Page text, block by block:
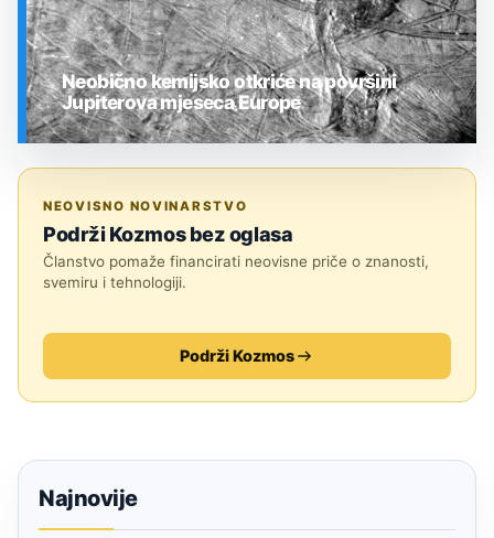
Neobično kemijsko otkriće na površini
Jupiterova mjeseca Europe
NEOVISNO NOVINARSTVO
Podrži Kozmos bez oglasa
Članstvo pomaže financirati neovisne priče o znanosti,
svemiru i tehnologiji.
Podrži Kozmos
Najnovije